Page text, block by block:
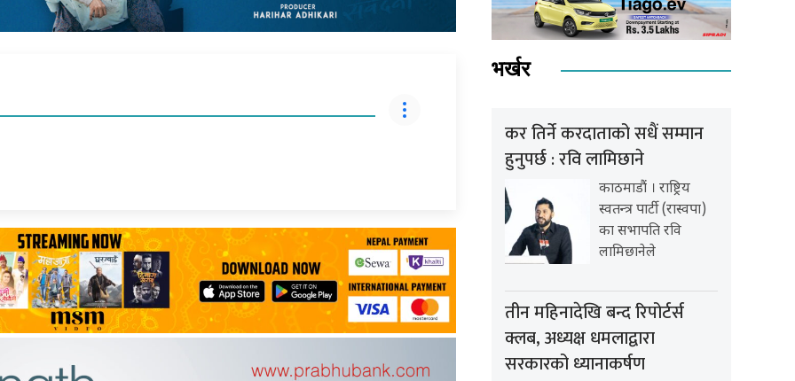
भर्खर
कर तिर्ने करदाताको सधैं सम्मान
हुनुपर्छ : रवि लामिछाने
काठमाडौं । राष्ट्रिय
स्वतन्त्र पार्टी (रास्वपा)
का सभापति रवि
लामिछानेले
तीन महिनादेखि बन्द रिपोर्टर्स
क्लब, अध्यक्ष धमलाद्वारा
सरकारको ध्यानाकर्षण